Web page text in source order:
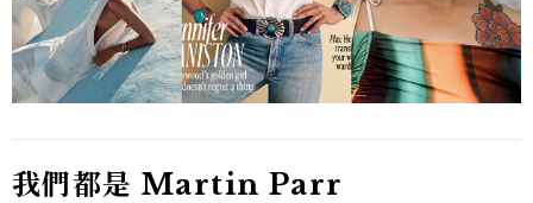
我們都是 Martin Parr